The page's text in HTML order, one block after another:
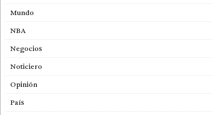
Mundo
NBA
Negocios
Noticiero
Opinión
País